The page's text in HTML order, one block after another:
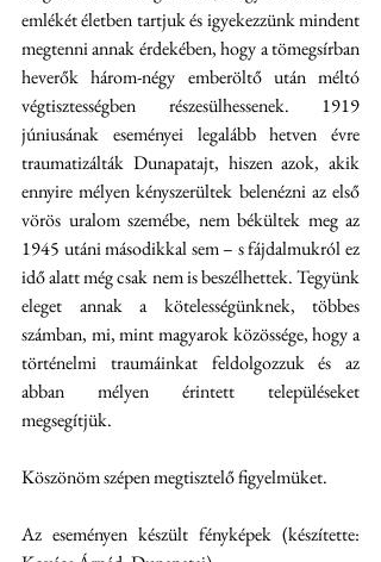
emlékét életben tartjuk és igyekezzünk mindent
megtenni annak érdekében, hogy a tömegsírban
heverők három-négy emberöltő után méltó
végtisztességben részesülhessenek. 1919
júniusának eseményei legalább hetven évre
traumatizálták Dunapatajt, hiszen azok, akik
ennyire mélyen kényszerültek belenézni az első
vörös uralom szemébe, nem békültek meg az
1945 utáni másodikkal sem – s fájdalmukról ez
idő alatt még csak nem is beszélhettek. Tegyünk
eleget annak a kötelességünknek, többes
számban, mi, mint magyarok közössége, hogy a
történelmi traumáinkat feldolgozzuk és az
abban mélyen érintett településeket
megsegítjük.
Köszönöm szépen megtisztelő figyelmüket.
Az eseményen készült fényképek (készítette: